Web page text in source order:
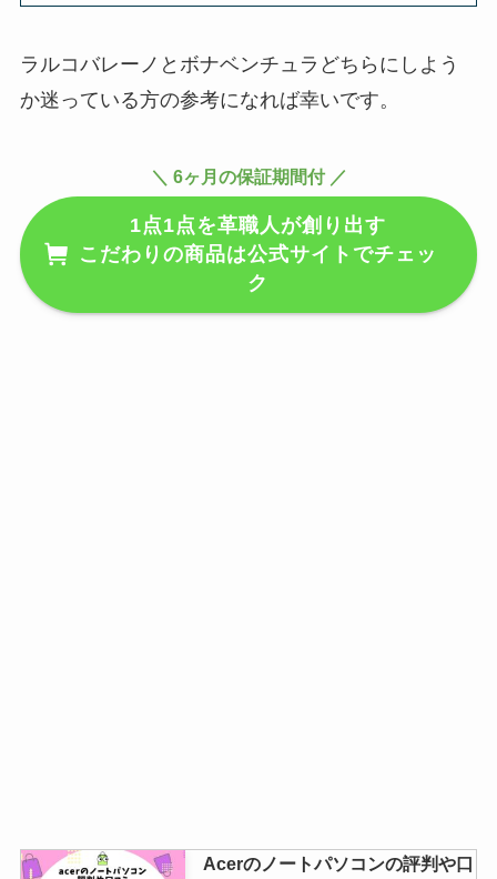
ラルコバレーノとボナベンチュラどちらにしよう
か迷っている方の参考になれば幸いです。
＼ 6ヶ月の保証期間付 ／
1点1点を革職人が創り出す
こだわりの商品は公式サイトでチェッ
ク
Acerのノートパソコンの評判や口